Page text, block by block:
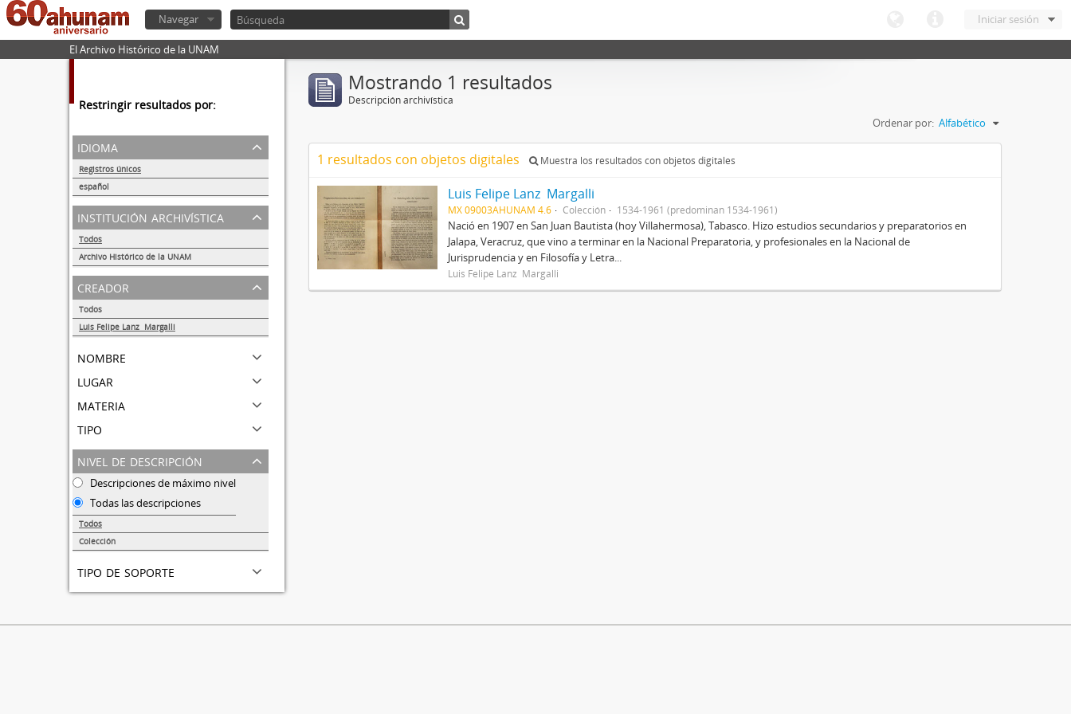
Iniciar sesión
Navegar
El Archivo Histórico de la UNAM
Restringir resultados por:
idioma
Registros únicos
español
1
institución archivística
Todos
Archivo Histórico de la UNAM
1
creador
Todos
Luis Felipe Lanz Margalli
nombre
lugar
materia
tipo
nivel de descripción
Descripciones de máximo nivel
Todas las descripciones
Todos
Colección
tipo de soporte
Mostrando 1 resultados
Descripción archivística
Ordenar por: Alfabético
1 resultados con objetos digitales Muestra los resultados con objetos digitales
Luis Felipe Lanz Margalli
MX 09003AHUNAM 4.6 Colección 1534-1961 (predominan 1534-1961)
Nació en 1907 en San Juan Bautista (hoy Villahermosa), Tabasco. Hizo estudios secundarios y preparatorios en
Jalapa, Veracruz, que vino a terminar en la Nacional Preparatoria, y profesionales en la Nacional de
Jurisprudencia y en Filosofía y Letra...
Luis Felipe Lanz Margalli